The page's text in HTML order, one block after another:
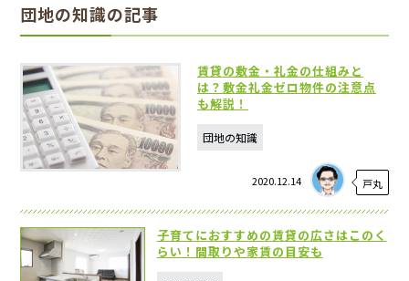
団地の知識の記事
賃貸の敷金・礼金の仕組みと
は？敷金礼金ゼロ物件の注意点
も解説！
団地の知識
戸丸
2020.12.14
子育てにおすすめの賃貸の広さはこのく
らい！間取りや家賃の目安も